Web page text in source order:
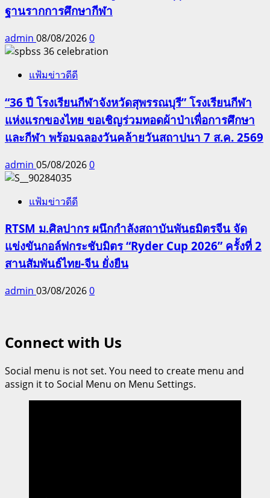
ฐานรากการศึกษากีฬา
admin 08/08/20260
แฟ้มข่าวดีดี
“36 ปี โรงเรียนกีฬาจังหวัดสุพรรณบุรี” โรงเรียนกีฬา
แห่งแรกของไทย ขอเชิญร่วมทอดผ้าป่าเพื่อการศึกษา
และกีฬา พร้อมฉลองวันคล้ายวันสถาปนา 7 ส.ค. 2569
admin 05/08/20260
แฟ้มข่าวดีดี
RTSM ม.ศิลปากร ผนึกกำลังสถาบันพันธมิตรจีน จัด
แข่งขันกอล์ฟกระชับมิตร “Ryder Cup 2026” ครั้งที่ 2
สานสัมพันธ์ไทย-จีน ยั่งยืน
admin 03/08/20260
Connect with Us
Social menu is not set. You need to create menu and
assign it to Social Menu on Menu Settings.